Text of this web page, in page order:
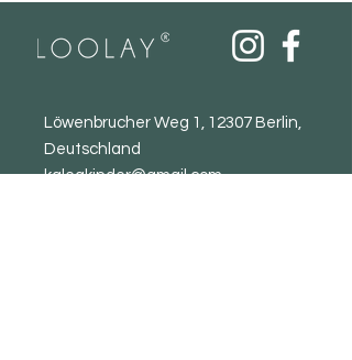
Waschen und Trocknen)
Löwenbrucher Weg 1, 12307 Berlin,
Deutschland
kaleakinder@gmail.com